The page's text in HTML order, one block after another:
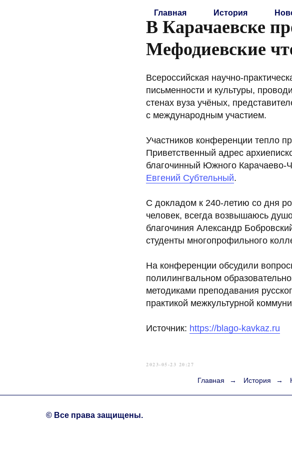
Главная История
В Карачаевске
Мефодиевские
Всероссийская научно-
письменности и культуры,
стенах вуза учёных,
с международным участием.
Участников конференции тепло
Приветственный адрес
благочинный Южного Карачаево-
Евгений Субтельный.
С докладом к 240-летию со дня
человек, всегда возвышаюсь
благочиния Александр
студенты многопрофильного
На конференции обсудили
полилингвальном
методиками преподавания
практикой межкультурной
Источник: https://blago-kavkaz.ru
2023-05-23 20:27
Главная → История →
© Все права защищены.